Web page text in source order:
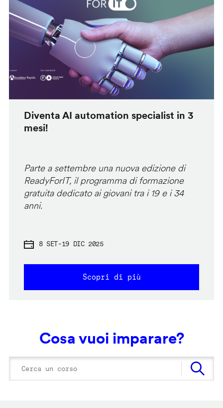
Diventa AI automation specialist in 3
mesi!
Parte a settembre una nuova edizione di
ReadyForIT, il programma di formazione
gratuita dedicato ai giovani tra i 19 e i 34
anni.
8 SET-19 DIC 2025
Scopri di più
Cosa vuoi imparare?